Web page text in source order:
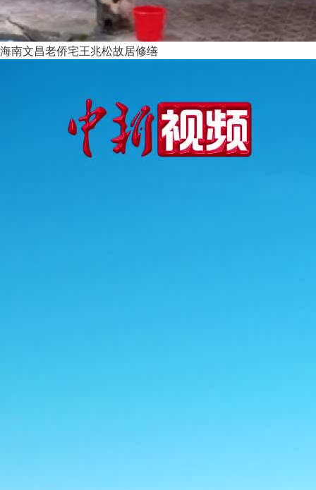
海南文昌老侨宅王兆松故居修缮